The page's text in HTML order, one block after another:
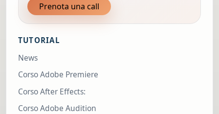
Prenota una call
TUTORIAL
News
Corso Adobe Premiere
Corso After Effects:
Corso Adobe Audition